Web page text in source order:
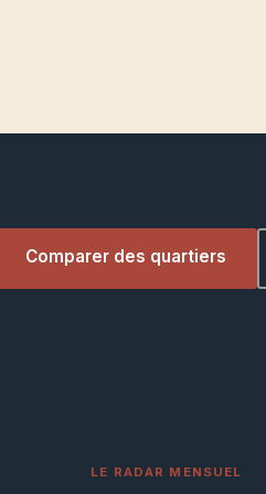
Comparer des quartiers
LE RADAR MENSUEL